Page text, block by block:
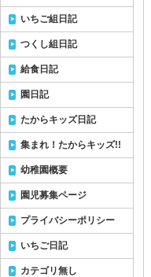
いちご組日記
つくし組日記
給食日記
園日記
たからキッズ日記
集まれ！たからキッズ!!
幼稚園概要
園児募集ページ
プライバシーポリシー
いちご日記
カテゴリ無し